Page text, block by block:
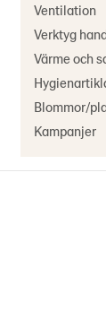
Ventilation
Verktyg
Värme och
Blommor/
Kampanjer